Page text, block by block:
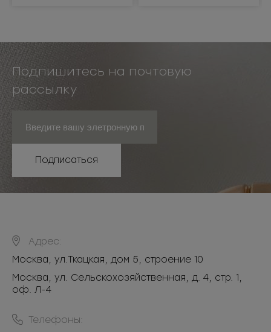
Подпишитесь на почтовую
рассылку
Подписаться
Адрес:
Москва, ул.Ткацкая, дом 5, строение 10
Москва, ул. Сельскохозяйственная, д. 4, стр. 1,
оф. Л-4
Телефоны: